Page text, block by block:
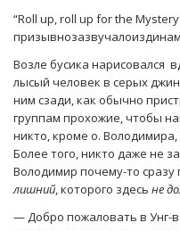
“Roll up, roll up for the
Возле бусика нарисовался
лысый человек в серых
ним сзади, как обычно
группам прохожие, чтобы
никто, кроме о.
Более того, никто даже не
Володимир почему-то сразу
лишний, которого здесь не
— Добро пожаловать в Унг-